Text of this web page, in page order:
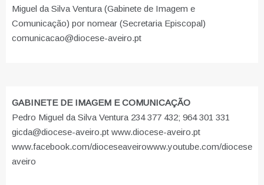
Miguel da Silva Ventura (Gabinete de Imagem e
Comunicação) por nomear (Secretaria Episcopal)
comunicacao@diocese-aveiro.pt
GABINETE DE IMAGEM E COMUNICAÇÃO
Pedro Miguel da Silva Ventura 234 377 432; 964 301 331
gicda@diocese-aveiro.pt www.diocese-aveiro.pt
www.facebook.com/dioceseaveirowww.youtube.com/diocese
aveiro